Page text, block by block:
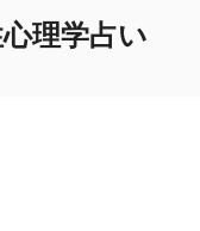
理学占い